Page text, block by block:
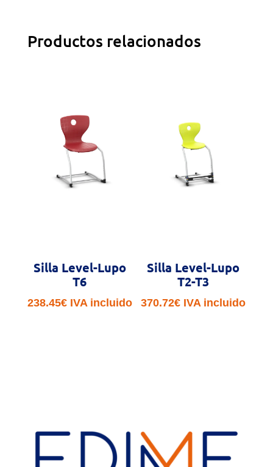
Productos relacionados
Silla Level-Lupo
T6
238.45€ IVA incluido
Silla Level-Lupo
T2-T3
370.72€ IVA incluido